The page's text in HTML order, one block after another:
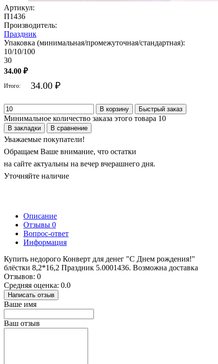
Артикул:
П1436
Производитель:
Праздник
Упаковка (минимальная/промежуточная/стандартная):
10/10/100
30
34.00 ₽
Итого: 34.00 ₽
В корзину Быстрый заказ
Минимальное количество заказа этого товара 10
В закладки В сравнение
Уважаемые покупатели!
Обращаем Ваше внимание, что остатки
на сайте актуальны на вечер вчерашнего дня.
Уточняйте наличие
Описание
Отзывы 0
Вопрос-ответ
Информация
Купить недорого Конверт для денег "С Днем рождения!"
блёстки 8,2*16,2 Праздник 5.0001436. Возможна доставка
Отзывов: 0
Средняя оценка: 0.0
Написать отзыв
Ваше имя
Ваш отзыв